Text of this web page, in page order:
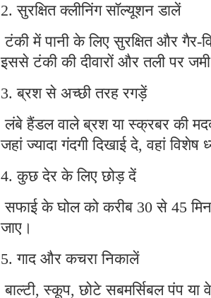
2. सुरक्षित क्लीनिंग सॉल्यूशन डालें
टंकी में पानी के लिए सुरक्षित और गैर-
इससे टंकी की दीवारों और तली पर
3. ब्रश से अच्छी तरह रगड़ें
लंबे हैंडल वाले ब्रश या स्क्रबर की
जहां ज्यादा गंदगी दिखाई दे, वहां विशेष
4. कुछ देर के लिए छोड़ दें
सफाई के घोल को करीब 30 से 45
जाए।
5. गाद और कचरा निकालें
बाल्टी, स्कूप, छोटे सबमर्सिबल पंप